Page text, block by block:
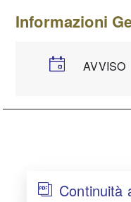
Informazioni
AVVISO
Continuità